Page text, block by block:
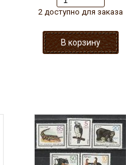
2 доступно для заказа